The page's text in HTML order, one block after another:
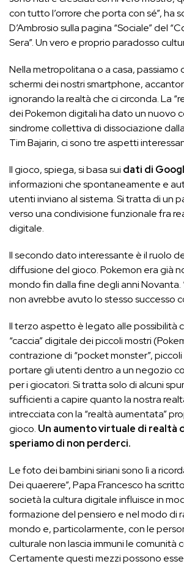
con tutto l’orrore che porta con sé”, ha
D’Ambrosio sulla pagina “Sociale” del
Sera”. Un vero e proprio paradosso
Nella metropolitana o a casa, passiamo
schermi dei nostri smartphone,
ignorando la realtà che ci circonda. La
dei Pokemon digitali ha dato un nuovo
sindrome collettiva di dissociazione
Tim Bajarin, ci sono tre aspetti
Il gioco, spiega, si basa sui dati di
informazioni che spontaneamente e
utenti inviano al sistema. Si tratta di un
verso una condivisione funzionale fra
digitale.
Il secondo dato interessante è il ruolo
diffusione del gioco. Pokemon era già
mondo fin dalla fine degli anni Novanta.
non avrebbe avuto lo stesso successo
Il terzo aspetto è legato alle possibilità
“caccia” digitale dei piccoli mostri
contrazione di “pocket monster”,
portare gli utenti dentro a un negozio
per i giocatori. Si tratta solo di alcuni
sufficienti a capire quanto la nostra
intrecciata con la “realtà aumentata”
gioco. Un aumento virtuale di realtà
speriamo di non perderci.
Le foto dei bambini siriani sono lì a
Dei quaerere”, Papa Francesco ha
società la cultura digitale influisce in
formazione del pensiero e nel modo di
mondo e, particolarmente, con le
culturale non lascia immuni le comunità
Certamente questi mezzi possono